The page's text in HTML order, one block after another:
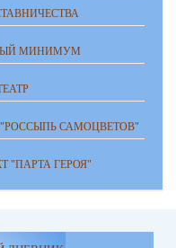
МИНИМУМ
САМОЦВЕТОВ"
"ПАРТА ГЕРОЯ"